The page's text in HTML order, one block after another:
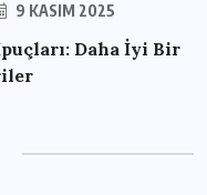
9 KASIM 2025
Daha İyi Bir